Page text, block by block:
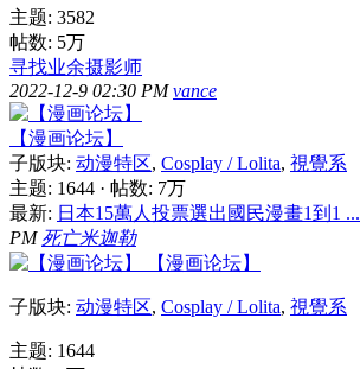
主题: 3582
帖数: 5万
寻找业余摄影师
2022-12-9 02:30 PMvance
【漫画论坛】
子版块: 动漫特区, Cosplay / Lolita, 視覺系
主题: 1644 · 帖数: 7万
最新: 日本15萬人投票選出國民漫畫1到1 ...
PM 死亡米迦勒
【漫画论坛】
子版块: 动漫特区, Cosplay / Lolita, 視覺系
主题: 1644